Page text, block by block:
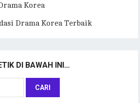
Korea
Drama Korea Terbaik
DI BAWAH INI…